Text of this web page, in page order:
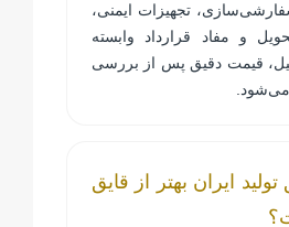
تجهیزات ایمنی،
و مفاد قرارداد وابسته
قیمت دقیق پس از بررسی
می‌شود.
تولید ایران بهتر از قایق